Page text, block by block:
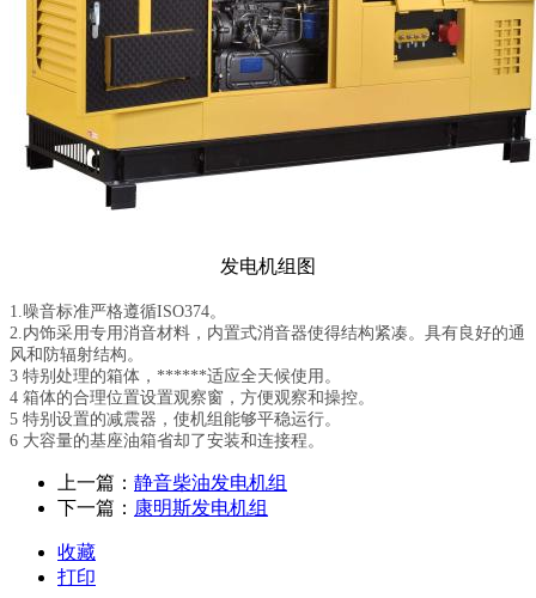
发电机组图
1.噪音标准严格遵循ISO374。
2.内饰采用专用消音材料，内置式消音器使得结构紧凑。具有良好的通
风和防辐射结构。
3 特别处理的箱体，******适应全天候使用。
4 箱体的合理位置设置观察窗，方便观察和操控。
5 特别设置的减震器，使机组能够平稳运行。
6 大容量的基座油箱省却了安装和连接程。
上一篇： 静音柴油发电机组
下一篇： 康明斯发电机组
收藏
打印